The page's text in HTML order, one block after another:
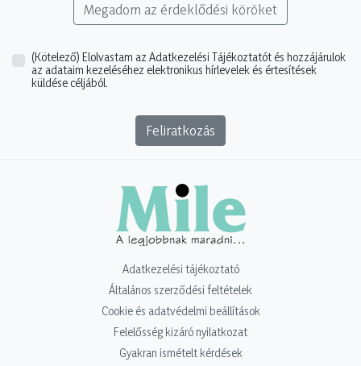
Megadom az érdeklődési köröket
(Kötelező) Elolvastam az Adatkezelési Tájékoztatót és hozzájárulok
az adataim kezeléséhez elektronikus hírlevelek és értesítések
küldése céljából.
Feliratkozás
Adatkezelési tájékoztató
Általános szerződési feltételek
Cookie és adatvédelmi beállítások
Felelősség kizáró nyilatkozat
Gyakran ismételt kérdések